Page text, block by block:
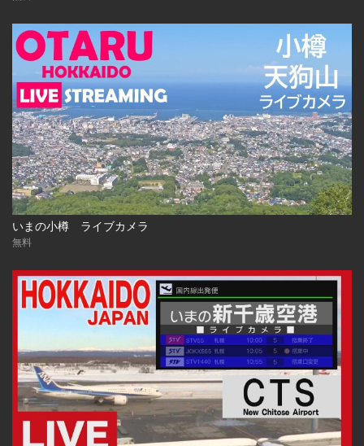
いまの小樽 ライブカメラ
無料